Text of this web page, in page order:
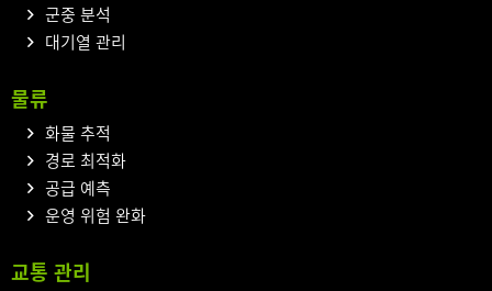
군중 분석
대기열 관리
물류
화물 추적
경로 최적화
공급 예측
운영 위험 완화
교통 관리